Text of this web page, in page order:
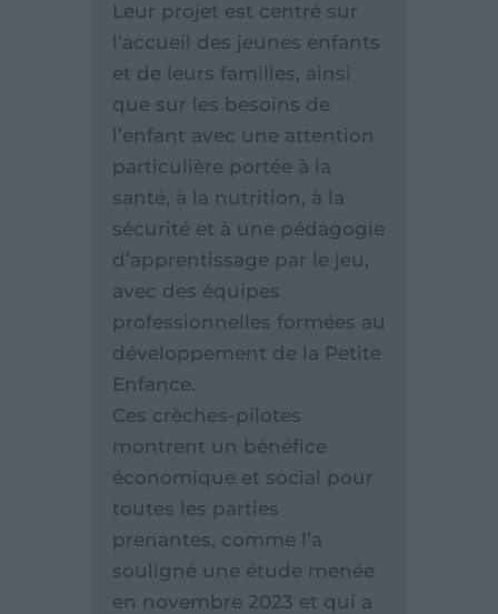
Leur projet est centré sur
l’accueil des jeunes enfants
et de leurs familles, ainsi
que sur les besoins de
l’enfant avec une attention
particulière portée à la
santé, à la nutrition, à la
sécurité et à une pédagogie
d’apprentissage par le jeu,
avec des équipes
professionnelles formées au
développement de la Petite
Enfance.
Ces crèches-pilotes
montrent un bénéfice
économique et social pour
toutes les parties
prenantes, comme l’a
souligné une étude menée
en novembre 2023 et qui a